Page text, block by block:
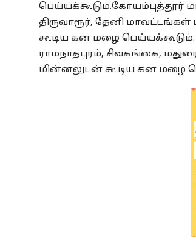
பெய்யக்கூடும்.கோயம்புத்தூர்
திருவாரூர், தேனி
கூடிய கன மழை பெய்யக்கூடும்.
ராமநாதபுரம், சிவகங்கை,
மின்னலுடன் கூடிய கன மழை